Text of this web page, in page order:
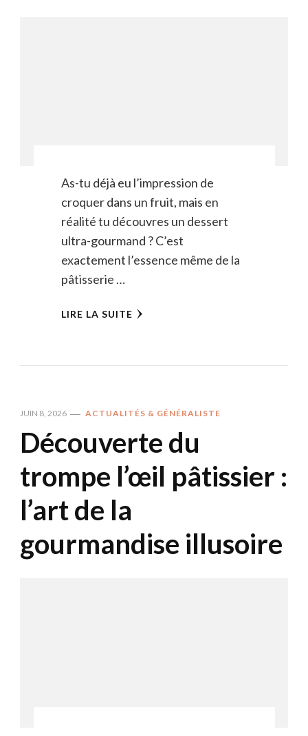
As-tu déjà eu l’impression de
croquer dans un fruit, mais en
réalité tu découvres un dessert
ultra-gourmand ? C’est
exactement l’essence même de la
pâtisserie …
LIRE LA SUITE
JUIN 8, 2026 ACTUALITÉS & GÉNÉRALISTE
Découverte du
trompe l’œil pâtissier :
l’art de la
gourmandise illusoire